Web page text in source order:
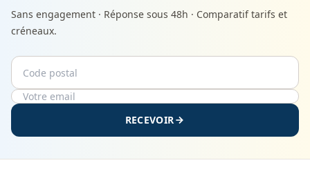
Sans engagement · Réponse sous 48h · Comparatif tarifs et
créneaux.
Code postal
Email
RECEVOIR